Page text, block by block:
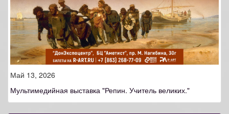
Май 13, 2026
Мультимедийная выставка "Репин. Учитель великих."